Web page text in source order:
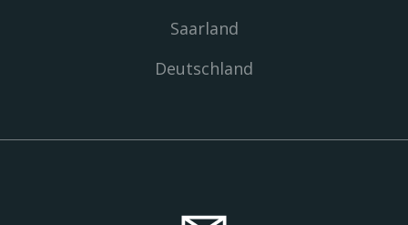
Saarland
Deutschland